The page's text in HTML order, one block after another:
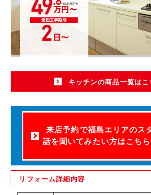
キッチンの商品一覧はこ
来店予約で福島エリアのス
話を聞いてみたい方はこちら
リフォーム詳細内容